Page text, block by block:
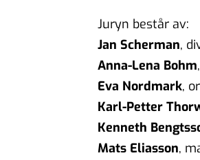
Juryn består av:
Jan Scherman,
Anna-Lena Bohm
Eva Nordmark,
Karl-Petter
Kenneth
Mats Eliasson,